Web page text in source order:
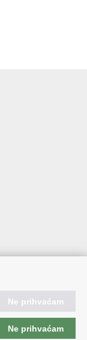
Ne prihvaćam
Ne prihvaćam